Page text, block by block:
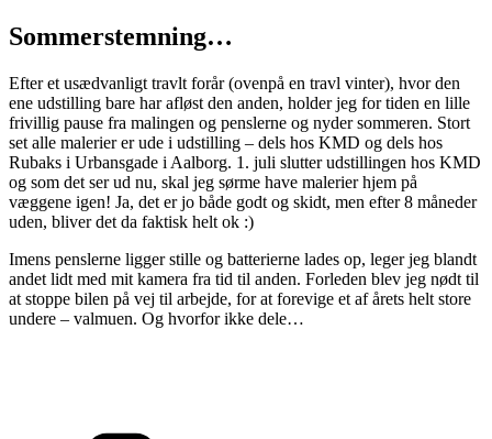
Sommerstemning…
Efter et usædvanligt travlt forår (ovenpå en travl vinter), hvor den
ene udstilling bare har afløst den anden, holder jeg for tiden en lille
frivillig pause fra malingen og penslerne og nyder sommeren. Stort
set alle malerier er ude i udstilling – dels hos KMD og dels hos
Rubaks i Urbansgade i Aalborg. 1. juli slutter udstillingen hos KMD
og som det ser ud nu, skal jeg sørme have malerier hjem på
væggene igen! Ja, det er jo både godt og skidt, men efter 8 måneder
uden, bliver det da faktisk helt ok :)
Imens penslerne ligger stille og batterierne lades op, leger jeg blandt
andet lidt med mit kamera fra tid til anden. Forleden blev jeg nødt til
at stoppe bilen på vej til arbejde, for at forevige et af årets helt store
undere – valmuen. Og hvorfor ikke dele…